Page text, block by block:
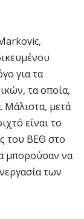
για τα
τα οποία,
Μάλιστα, μετά
είναι το
του ΒΕΘ στο
μπορούσαν να
των